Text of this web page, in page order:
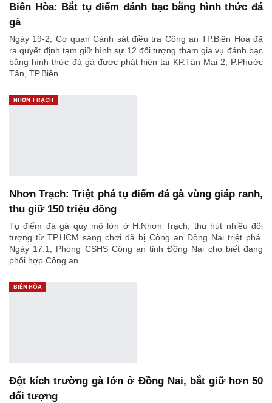
Biên Hòa: Bắt tụ điểm đánh bạc bằng hình thức đá
gà
Ngày 19-2, Cơ quan Cảnh sát điều tra Công an TP.Biên Hòa đã
ra quyết định tạm giữ hình sự 12 đối tượng tham gia vụ đánh bạc
bằng hình thức đá gà được phát hiện tại KP.Tân Mai 2, P.Phước
Tân, TP.Biên…
NHƠN TRẠCH
Nhơn Trạch: Triệt phá tụ điểm đá gà vùng giáp ranh,
thu giữ 150 triệu đồng
Tụ điểm đá gà quy mô lớn ở H.Nhơn Trạch, thu hút nhiều đối
tượng từ TP.HCM sang chơi đã bị Công an Đồng Nai triệt phá.
Ngày 17.1, Phòng CSHS Công an tỉnh Đồng Nai cho biết đang
phối hợp Công an…
BIÊN HÒA
Đột kích trường gà lớn ở Đồng Nai, bắt giữ hơn 50
đối tượng